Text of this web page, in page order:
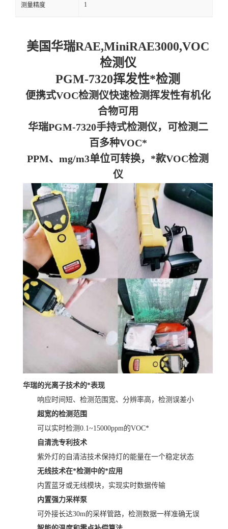
测量精度 1
美国华瑞RAE,MiniRAE3000,VOC
检测仪
PGM-7320挥发性*检测
便携式VOC检测仪快速检测挥发性有机化
合物可用
华瑞PGM-7320手持式检测仪，可检测二
百多种VOC*
PPM、mg/m3单位可转换，*款VOC检测
仪
华瑞的光离子技术的*表现
响应时间短、检测范围宽、分辨率高，检测误差小
超宽的检测范围
可以实时检测0.1~15000ppm的VOC*
自清洗专利技术
紫外灯的自清洁技术保持灯的能量在一个稳定状态
无线技术在*检测中的*应用
内置蓝牙或无线模块，实现实时数据传输
内置强力采样泵
可外接长达30m的采样管路，检测数据一样准确无误